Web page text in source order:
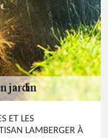
ET LES
LAMBERGER À